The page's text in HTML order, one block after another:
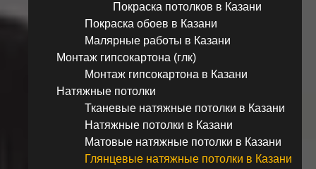
Покраска потолков в Казани
Покраска обоев в Казани
Малярные работы в Казани
Монтаж гипсокартона (глк)
Монтаж гипсокартона в Казани
Натяжные потолки
Тканевые натяжные потолки в Казани
Натяжные потолки в Казани
Матовые натяжные потолки в Казани
Глянцевые натяжные потолки в Казани